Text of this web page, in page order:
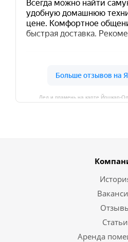
Лед и пламень на карте
Статьи
Аренда